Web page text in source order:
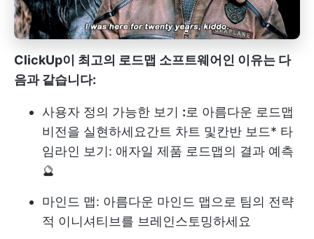
ClickUp이 최고의 로드맵 소프트웨어인 이유는 다
음과 같습니다:
사용자 정의 가능한 보기 :로 아름다운 로드맵
비전을 실현하세요간트 차트 및칸반 보드* 타
임라인 보기: 애자일 제품 로드맵의 결과 예측
🔮
마인드 맵: 아름다운 마인드 맵으로 팀의 전략
적 이니셔티브를 브레인스토밍하세요